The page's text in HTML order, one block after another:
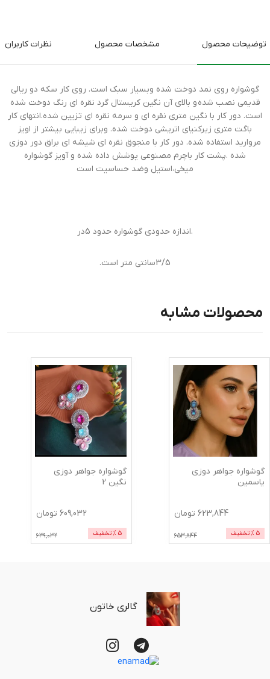
توضیحات محصول مشخصات محصول نظرات کاربران
گوشواره روی نمد دوخت شده وبسیار سبک است. روی کار سکه دو ریالی
قدیمی نصب شده و بالای آن نگین کریستال گرد نقره ای رنگ دوخت شده
است. دور کار با نگین متری نقره ای و سرمه نقره ای تزیین شده.انتهای کار
باگت متری زیرکنیای اتریشی دوخت شده. وبرای زیبایی بیشتر از اویز
مروارید استفاده شده. دور کار با منجوق نقره ای شیشه ای براق دور دوزی
شده .پشت کار باچرم مصنوعی پوشش داده شده و آویز گوشواره
میخی،استیل وضد حساسیت است
.اندازه حدودی گوشواره حدود 5در
3/5سانتی متر است.
محصولات مشابه
گوشواره جواهر دوزی
یاسمین
623,844 تومان
5 % تخفیف 653,844
گوشواره جواهر دوزی
نگین 2
609,032 تومان
5 % تخفیف 639,032
گالری خاتون